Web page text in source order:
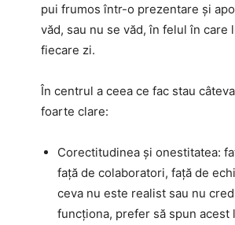
pui frumos într-o prezentare și
văd, sau nu se văd, în felul în care
fiecare zi.
În centrul a ceea ce fac stau
foarte clare:
Corectitudinea și onestitatea:
față de colaboratori, față de
ceva nu este realist sau nu
funcționa, prefer să spun acest